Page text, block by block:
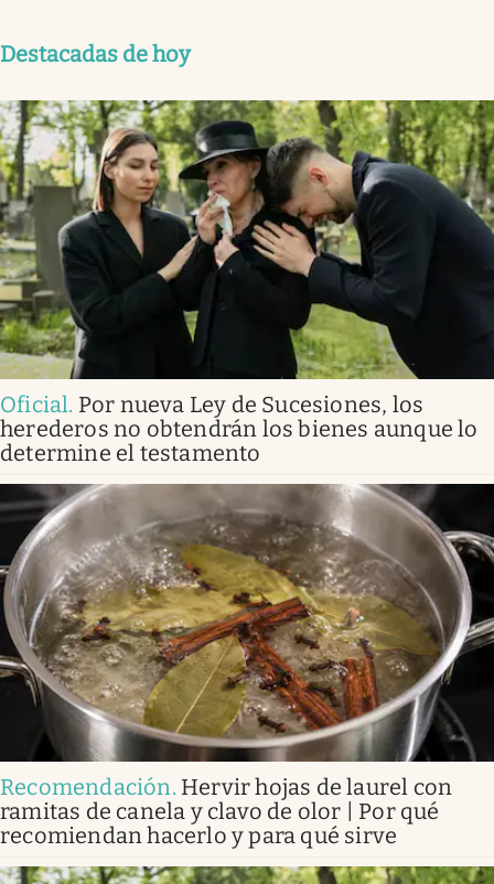
Destacadas de hoy
Oficial. Por nueva Ley de Sucesiones, los
herederos no obtendrán los bienes aunque lo
determine el testamento
Recomendación. Hervir hojas de laurel con
ramitas de canela y clavo de olor | Por qué
recomiendan hacerlo y para qué sirve